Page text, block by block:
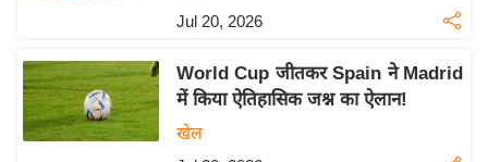
म
ई
-
Jul 20, 2026
World Cup जीतकर Spain ने Madrid
में किया ऐतिहासिक जश्न का ऐलान!
खेल